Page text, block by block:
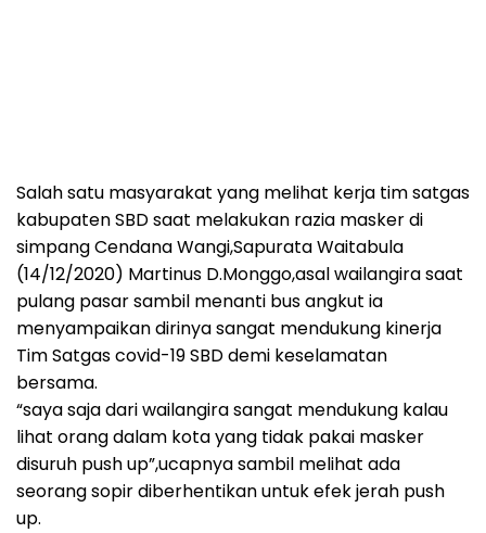
Salah satu masyarakat yang melihat kerja tim satgas
kabupaten SBD saat melakukan razia masker di
simpang Cendana Wangi,Sapurata Waitabula
(14/12/2020) Martinus D.Monggo,asal wailangira saat
pulang pasar sambil menanti bus angkut ia
menyampaikan dirinya sangat mendukung kinerja
Tim Satgas covid-19 SBD demi keselamatan
bersama.
“saya saja dari wailangira sangat mendukung kalau
lihat orang dalam kota yang tidak pakai masker
disuruh push up”,ucapnya sambil melihat ada
seorang sopir diberhentikan untuk efek jerah push
up.